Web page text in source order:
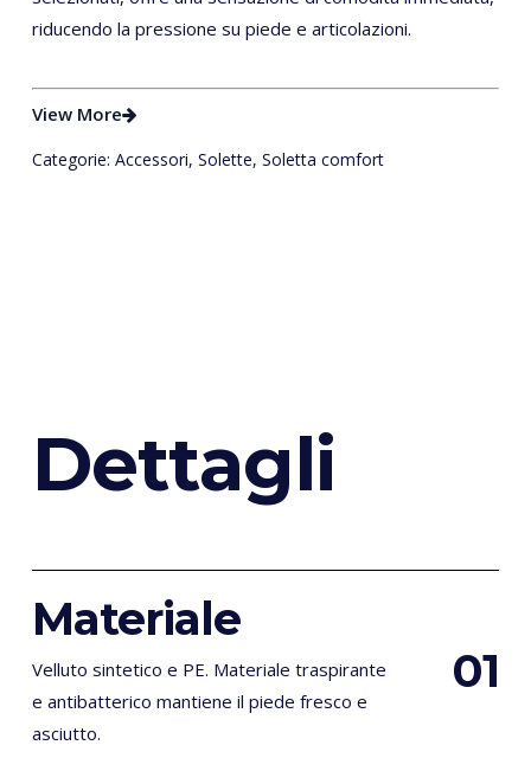
riducendo la pressione su piede e articolazioni.
View More
Categorie: Accessori, Solette, Soletta comfort
Dettagli
Materiale
Velluto sintetico e PE. Materiale traspirante
e antibatterico mantiene il piede fresco e
asciutto.
01